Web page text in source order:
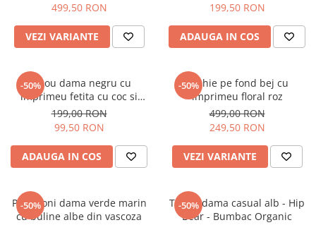
499,50 RON
VEZI VARIANTE
199,50 RON
ADAUGA IN COS
-50%
Tricou dama negru cu
imprimeu fetita cu coc si
ochelari albastrii
199,00 RON
99,50 RON
ADAUGA IN COS
-50%
Rochie pe fond bej cu
imprimeu floral roz
499,00 RON
249,50 RON
VEZI VARIANTE
-50%
Pantaloni dama verde marin
cu buline albe din vascoza
-50%
Tricou dama casual alb - Hip
Bear - Bumbac Organic